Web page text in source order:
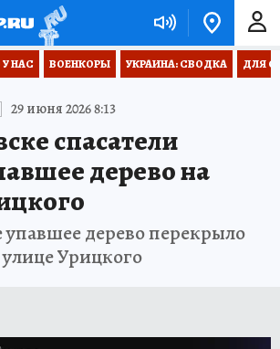
НАС ВОЕНКОРЫ УКРАИНА: СВОДКА ДЛЯ
29 июня 2026 8:13
спасатели
дерево на
упавшее дерево перекрыло
Урицкого